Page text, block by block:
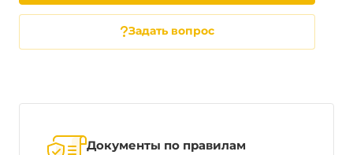
Задать вопрос
Документы по правилам